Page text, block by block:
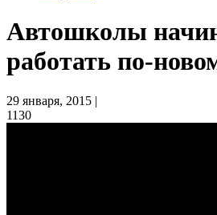
Автошколы
работать по-
29 января, 2015 |
1130